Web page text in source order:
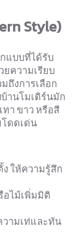
Style)
แบบที่ได้รับ
ความเรียบ
ถึงการเลือก
านโมเดิร์นมัก
ทา ขาว หรือสี
ดดเด่น
ให้ความรู้สึก
อไม้เพิ่มมิติ
วามเท่และทัน